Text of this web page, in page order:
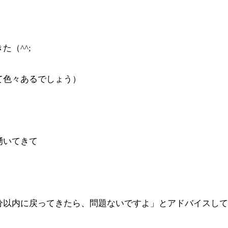
た（^^;
々あるでしょう）
てきて
内に戻ってきたら、問題ないですよ」とアドバイスして